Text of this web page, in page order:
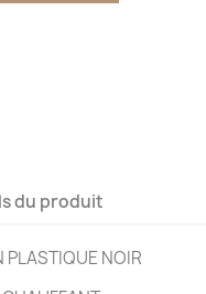
du produit
PLASTIQUE NOIR